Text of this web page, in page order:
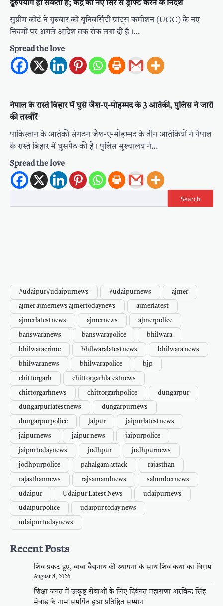
दुरुपयोग हो सकता है; केंद्र को नए सिरे से ड्राफ्ट करने के निर्देश
सुप्रीम कोर्ट ने गुरुवार को यूनिवर्सिटी ग्रांट्स कमीशन (UGC) के नए
नियमों पर अगले आदेश तक रोक लगा दी है।…
Spread the love
नेपाल के रास्ते बिहार में घुसे जैश-ए-मोहम्मद के 3 आतंकी, पुलिस ने जारी
की तस्वीरें
पाकिस्तान के आतंकी संगठन जैश-ए-मोहम्मद के तीन आतंकियों ने नेपाल
के रास्ते बिहार में घुसपैठ की है। पुलिस मुख्यालय ने…
Spread the love
Search
#udaipur#udaipurnews #udaipurnews ajmer
ajmer ajmernews ajmertodaynews ajmerlatest
ajmerlatestnews ajmernews ajmerpolice
banswaranews banswarapolice bhilwara
bhilwaracrime bhilwaralatestnews bhilwara news
bhilwaranews bhilwarapolice bjp
chittorgarh chittorgarhlatestnews
chittorgarhnews chittorgarhpolice dungarpur
dungarpurlatestnews dungarpurnews
dungarpurpolice jaipur jaipurlatestnews
jaipurnews jaipur news jaipurpolice
jaipurtodaynews jodhpur jodhpurnews
jodhpurpolice pahalgam attack rajasthan
rajasthannews rajsamandnews salumbernews
udaipur Udaipur Latest News udaipurnews
udaipurpolice udaipur today news
udaipurtodaynews
Recent Posts
शिव प्रकट हुए, बाबा बैद्यनाथ की स्थापना के साथ शिव कथा का विराम
August 8, 2026
शिक्षा जगत में उत्कृष्ट सेवाओं के लिए दिवंगत महाराणा अरविन्द सिंह
मेवाड़ के नाम समर्पित हुआ प्रतिष्ठित सम्मान